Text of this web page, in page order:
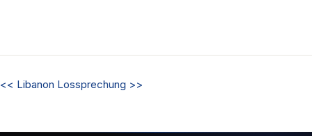
<< Libanon Lossprechung >>